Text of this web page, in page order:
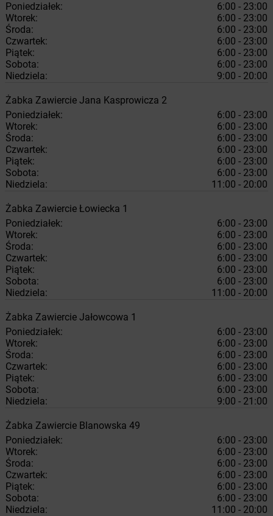
Poniedziałek:
6:00 - 23:00
Wtorek:
6:00 - 23:00
Środa:
6:00 - 23:00
Czwartek:
6:00 - 23:00
Piątek:
6:00 - 23:00
Sobota:
6:00 - 23:00
Niedziela:
9:00 - 20:00
Żabka Zawiercie Jana Kasprowicza 2
Poniedziałek:
6:00 - 23:00
Wtorek:
6:00 - 23:00
Środa:
6:00 - 23:00
Czwartek:
6:00 - 23:00
Piątek:
6:00 - 23:00
Sobota:
6:00 - 23:00
Niedziela:
11:00 - 20:00
Żabka Zawiercie Łowiecka 1
Poniedziałek:
6:00 - 23:00
Wtorek:
6:00 - 23:00
Środa:
6:00 - 23:00
Czwartek:
6:00 - 23:00
Piątek:
6:00 - 23:00
Sobota:
6:00 - 23:00
Niedziela:
11:00 - 20:00
Żabka Zawiercie Jałowcowa 1
Poniedziałek:
6:00 - 23:00
Wtorek:
6:00 - 23:00
Środa:
6:00 - 23:00
Czwartek:
6:00 - 23:00
Piątek:
6:00 - 23:00
Sobota:
6:00 - 23:00
Niedziela:
9:00 - 21:00
Żabka Zawiercie Blanowska 49
Poniedziałek:
6:00 - 23:00
Wtorek:
6:00 - 23:00
Środa:
6:00 - 23:00
Czwartek:
6:00 - 23:00
Piątek:
6:00 - 23:00
Sobota:
6:00 - 23:00
Niedziela:
11:00 - 20:00